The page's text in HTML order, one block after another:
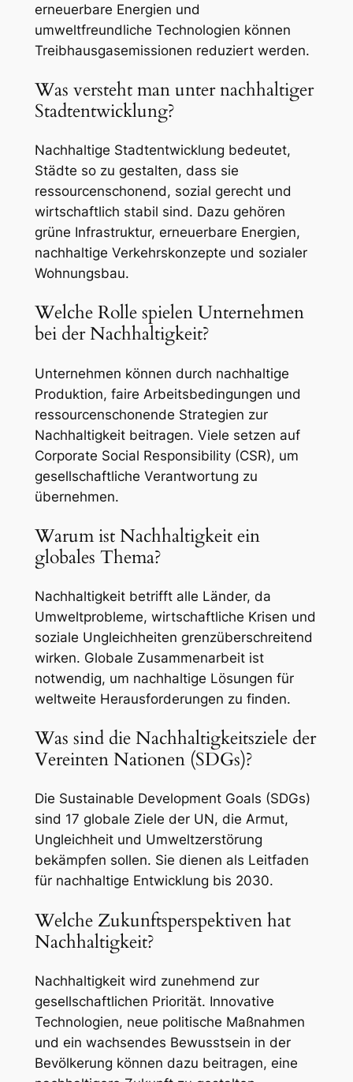
erneuerbare Energien und
umweltfreundliche Technologien können
Treibhausgasemissionen reduziert werden.
Was versteht man unter nachhaltiger
Stadtentwicklung?
Nachhaltige Stadtentwicklung bedeutet,
Städte so zu gestalten, dass sie
ressourcenschonend, sozial gerecht und
wirtschaftlich stabil sind. Dazu gehören
grüne Infrastruktur, erneuerbare Energien,
nachhaltige Verkehrskonzepte und sozialer
Wohnungsbau.
Welche Rolle spielen Unternehmen
bei der Nachhaltigkeit?
Unternehmen können durch nachhaltige
Produktion, faire Arbeitsbedingungen und
ressourcenschonende Strategien zur
Nachhaltigkeit beitragen. Viele setzen auf
Corporate Social Responsibility (CSR), um
gesellschaftliche Verantwortung zu
übernehmen.
Warum ist Nachhaltigkeit ein
globales Thema?
Nachhaltigkeit betrifft alle Länder, da
Umweltprobleme, wirtschaftliche Krisen und
soziale Ungleichheiten grenzüberschreitend
wirken. Globale Zusammenarbeit ist
notwendig, um nachhaltige Lösungen für
weltweite Herausforderungen zu finden.
Was sind die Nachhaltigkeitsziele der
Vereinten Nationen (SDGs)?
Die Sustainable Development Goals (SDGs)
sind 17 globale Ziele der UN, die Armut,
Ungleichheit und Umweltzerstörung
bekämpfen sollen. Sie dienen als Leitfaden
für nachhaltige Entwicklung bis 2030.
Welche Zukunftsperspektiven hat
Nachhaltigkeit?
Nachhaltigkeit wird zunehmend zur
gesellschaftlichen Priorität. Innovative
Technologien, neue politische Maßnahmen
und ein wachsendes Bewusstsein in der
Bevölkerung können dazu beitragen, eine